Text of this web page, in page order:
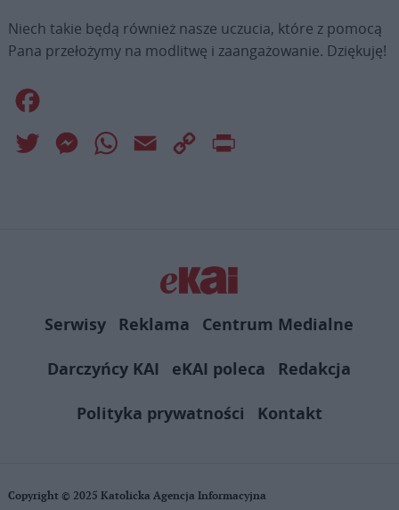
Niech takie będą również nasze uczucia, które z pomocą
Pana przełożymy na modlitwę i zaangażowanie. Dziękuję!
Twitter MessengerWhatsApp
Email
Copy
Serwisy Reklama
Centrum Medialne
Darczyńcy KAI
eKAI poleca
Redakcja
Polityka prywatności
Kontakt
Copyright © 2025 Katolicka Agencja Informacyjna